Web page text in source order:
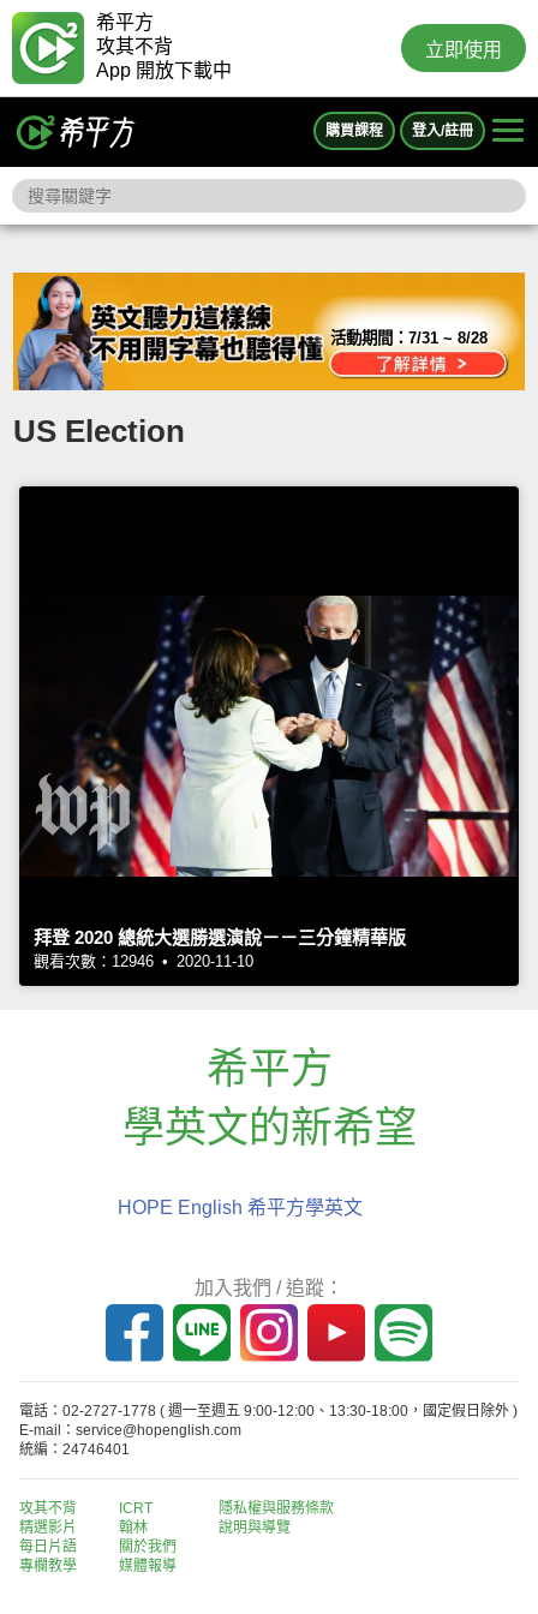
希平方
攻其不背
App 開放下載中
立即使用
購買課程 登入/註冊
活動期間：7/31 ~ 8/28
US Election
拜登 2020 總統大選勝選演說－－三分鐘精華版
觀看次數：12946 • 2020-11-10
希平方
學英文的新希望
HOPE English 希平方學英文
加入我們 / 追蹤：
電話：02-2727-1778 ( 週一至週五 9:00-12:00、13:30-18:00，國定假日除外 )
E-mail：service@hopenglish.com
統編：24746401
攻其不背
精選影片
每日片語
專欄教學
ICRT
翰林
關於我們
媒體報導
隱私權與服務條款
說明與導覽